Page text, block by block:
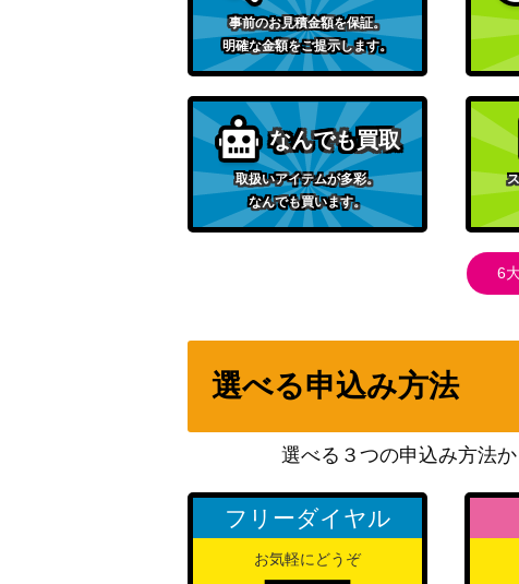
練習帰りの談笑 高海 千歌【SIS/W109-
Anniversary Rabbit メグ【GU/WE46-63SP】
“反骨精神”美竹蘭 (BD/W95-032SSP)
遊びに行こう 千束（LRC/W105-T01SP）
泣き虫少年 マサオくん【CS/S114-083SP】
事前のお見積金額を保証。
明確な金額をご提示します。
なんでも買取
取扱いアイテムが多彩。
なんでも買います。
6
選べる申込み方法
選べる３つの申込み方法
フリーダイヤル
お気軽にどうぞ